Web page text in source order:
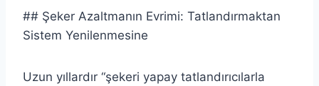
## Şeker Azaltmanın Evrimi: Tatlandırmaktan
Sistem Yenilenmesine
Uzun yıllardır “şekeri yapay tatlandırıcılarla